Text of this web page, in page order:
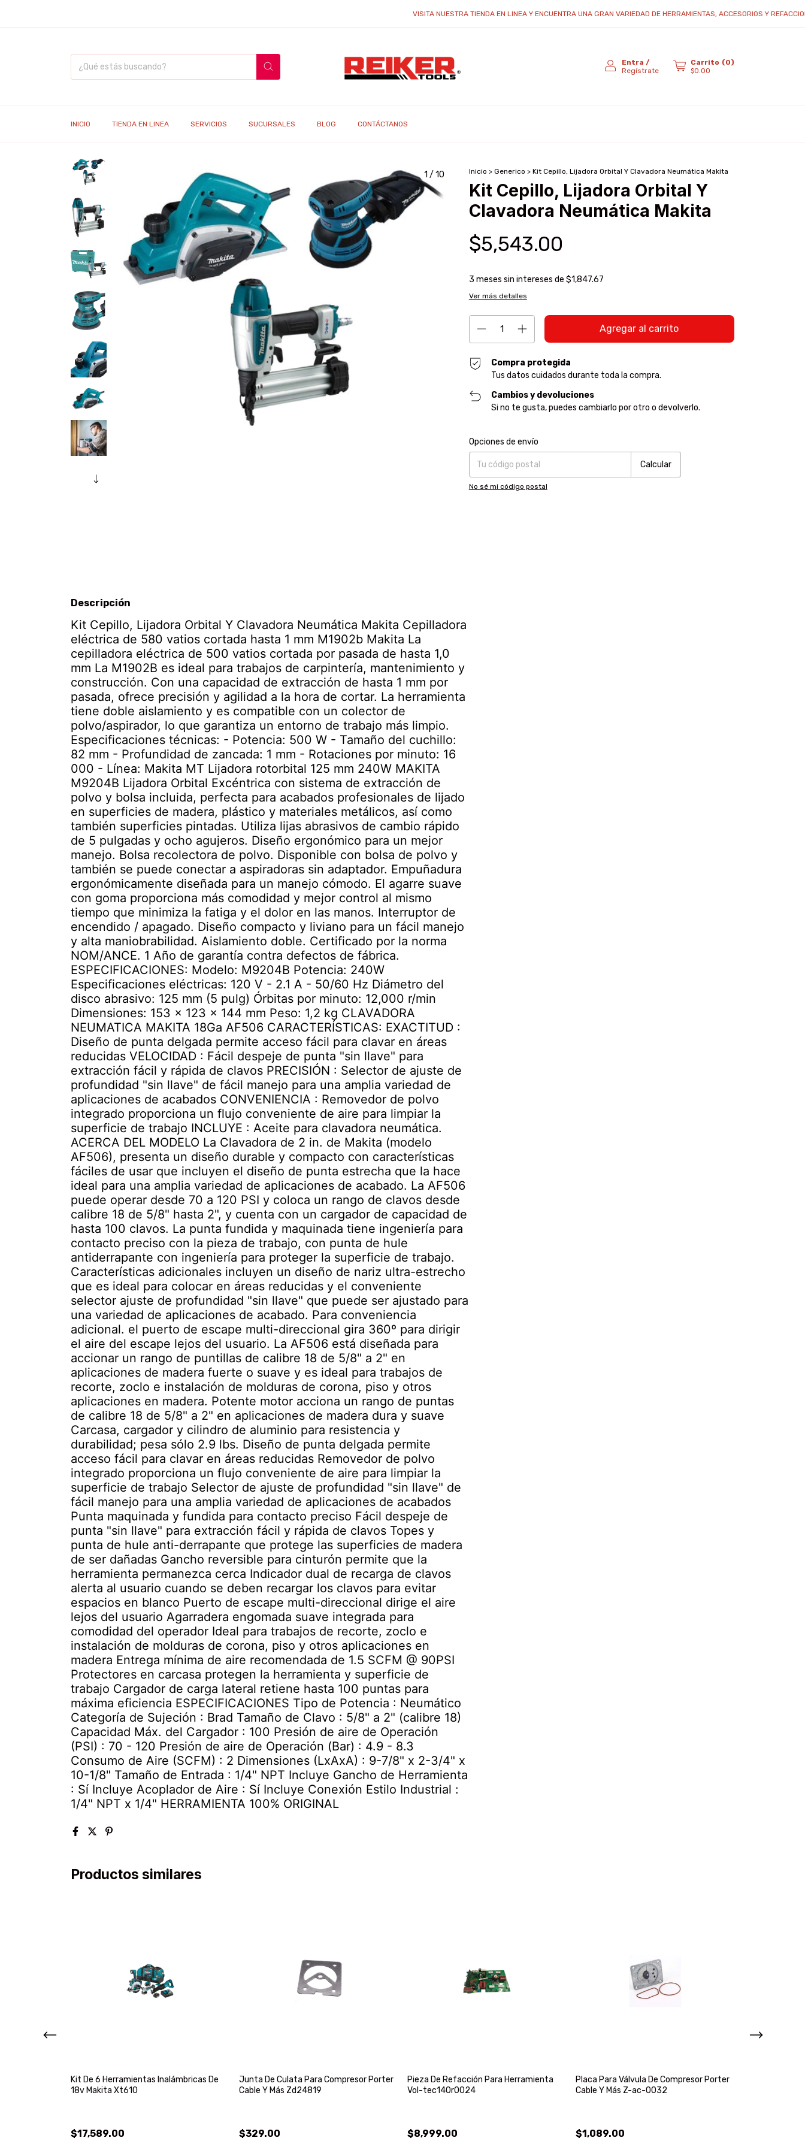
VISITA NUESTRA TIENDA EN LINEA Y ENCUENTRA UNA GRAN VARIEDAD DE HERRAMIENTAS, ACCESORIOS Y REFACCIONES...
Entra /
Regístrate
Carrito (0)
$0.00
INICIO TIENDA EN LINEA SERVICIOS SUCURSALES BLOG CONTÁCTANOS
1 / 10 Inicio > Generico > Kit Cepillo, Lijadora Orbital Y Clavadora Neumática Makita
Kit Cepillo, Lijadora Orbital Y
Clavadora Neumática Makita
$5,543.00
3 meses sin intereses de $1,847.67
Ver más detalles
Compra protegida
Tus datos cuidados durante toda la compra.
Cambios y devoluciones
Si no te gusta, puedes cambiarlo por otro o devolverlo.
Entregas para el CP:
Opciones de envío
Calcular
No sé mi código postal
Descripción
Kit Cepillo, Lijadora Orbital Y Clavadora Neumática Makita Cepilladora
eléctrica de 580 vatios cortada hasta 1 mm M1902b Makita La
cepilladora eléctrica de 500 vatios cortada por pasada de hasta 1,0
mm La M1902B es ideal para trabajos de carpintería, mantenimiento y
construcción. Con una capacidad de extracción de hasta 1 mm por
pasada, ofrece precisión y agilidad a la hora de cortar. La herramienta
tiene doble aislamiento y es compatible con un colector de
polvo/aspirador, lo que garantiza un entorno de trabajo más limpio.
Especificaciones técnicas: - Potencia: 500 W - Tamaño del cuchillo:
82 mm - Profundidad de zancada: 1 mm - Rotaciones por minuto: 16
000 - Línea: Makita MT Lijadora rotorbital 125 mm 240W MAKITA
M9204B Lijadora Orbital Excéntrica con sistema de extracción de
polvo y bolsa incluida, perfecta para acabados profesionales de lijado
en superficies de madera, plástico y materiales metálicos, así como
también superficies pintadas. Utiliza lijas abrasivos de cambio rápido
de 5 pulgadas y ocho agujeros. Diseño ergonómico para un mejor
manejo. Bolsa recolectora de polvo. Disponible con bolsa de polvo y
también se puede conectar a aspiradoras sin adaptador. Empuñadura
ergonómicamente diseñada para un manejo cómodo. El agarre suave
con goma proporciona más comodidad y mejor control al mismo
tiempo que minimiza la fatiga y el dolor en las manos. Interruptor de
encendido / apagado. Diseño compacto y liviano para un fácil manejo
y alta maniobrabilidad. Aislamiento doble. Certificado por la norma
NOM/ANCE. 1 Año de garantía contra defectos de fábrica.
ESPECIFICACIONES: Modelo: M9204B Potencia: 240W
Especificaciones eléctricas: 120 V - 2.1 A - 50/60 Hz Diámetro del
disco abrasivo: 125 mm (5 pulg) Órbitas por minuto: 12,000 r/min
Dimensiones: 153 x 123 x 144 mm Peso: 1,2 kg CLAVADORA
NEUMATICA MAKITA 18Ga AF506 CARACTERÍSTICAS: EXACTITUD :
Diseño de punta delgada permite acceso fácil para clavar en áreas
reducidas VELOCIDAD : Fácil despeje de punta "sin llave" para
extracción fácil y rápida de clavos PRECISIÓN : Selector de ajuste de
profundidad "sin llave" de fácil manejo para una amplia variedad de
aplicaciones de acabados CONVENIENCIA : Removedor de polvo
integrado proporciona un flujo conveniente de aire para limpiar la
superficie de trabajo INCLUYE : Aceite para clavadora neumática.
ACERCA DEL MODELO La Clavadora de 2 in. de Makita (modelo
AF506), presenta un diseño durable y compacto con características
fáciles de usar que incluyen el diseño de punta estrecha que la hace
ideal para una amplia variedad de aplicaciones de acabado. La AF506
puede operar desde 70 a 120 PSI y coloca un rango de clavos desde
calibre 18 de 5/8" hasta 2", y cuenta con un cargador de capacidad de
hasta 100 clavos. La punta fundida y maquinada tiene ingeniería para
contacto preciso con la pieza de trabajo, con punta de hule
antiderrapante con ingeniería para proteger la superficie de trabajo.
Características adicionales incluyen un diseño de nariz ultra-estrecho
que es ideal para colocar en áreas reducidas y el conveniente
selector ajuste de profundidad "sin llave" que puede ser ajustado para
una variedad de aplicaciones de acabado. Para conveniencia
adicional. el puerto de escape multi-direccional gira 360º para dirigir
el aire del escape lejos del usuario. La AF506 está diseñada para
accionar un rango de puntillas de calibre 18 de 5/8" a 2" en
aplicaciones de madera fuerte o suave y es ideal para trabajos de
recorte, zoclo e instalación de molduras de corona, piso y otros
aplicaciones en madera. Potente motor acciona un rango de puntas
de calibre 18 de 5/8" a 2" en aplicaciones de madera dura y suave
Carcasa, cargador y cilindro de aluminio para resistencia y
durabilidad; pesa sólo 2.9 lbs. Diseño de punta delgada permite
acceso fácil para clavar en áreas reducidas Removedor de polvo
integrado proporciona un flujo conveniente de aire para limpiar la
superficie de trabajo Selector de ajuste de profundidad "sin llave" de
fácil manejo para una amplia variedad de aplicaciones de acabados
Punta maquinada y fundida para contacto preciso Fácil despeje de
punta "sin llave" para extracción fácil y rápida de clavos Topes y
punta de hule anti-derrapante que protege las superficies de madera
de ser dañadas Gancho reversible para cinturón permite que la
herramienta permanezca cerca Indicador dual de recarga de clavos
alerta al usuario cuando se deben recargar los clavos para evitar
espacios en blanco Puerto de escape multi-direccional dirige el aire
lejos del usuario Agarradera engomada suave integrada para
comodidad del operador Ideal para trabajos de recorte, zoclo e
instalación de molduras de corona, piso y otros aplicaciones en
madera Entrega mínima de aire recomendada de 1.5 SCFM @ 90PSI
Protectores en carcasa protegen la herramienta y superficie de
trabajo Cargador de carga lateral retiene hasta 100 puntas para
máxima eficiencia ESPECIFICACIONES Tipo de Potencia : Neumático
Categoría de Sujeción : Brad Tamaño de Clavo : 5/8" a 2" (calibre 18)
Capacidad Máx. del Cargador : 100 Presión de aire de Operación
(PSI) : 70 - 120 Presión de aire de Operación (Bar) : 4.9 - 8.3
Consumo de Aire (SCFM) : 2 Dimensiones (LxAxA) : 9-7/8" x 2-3/4" x
10-1/8" Tamaño de Entrada : 1/4" NPT Incluye Gancho de Herramienta
: Sí Incluye Acoplador de Aire : Sí Incluye Conexión Estilo Industrial :
1/4" NPT x 1/4" HERRAMIENTA 100% ORIGINAL
Productos similares
Kit De 6 Herramientas Inalámbricas De
18v Makita Xt610
$17,589.00
Junta De Culata Para Compresor Porter
Cable Y Más Zd24819
$329.00
Pieza De Refacción Para Herramienta
Vol-tec140r0024
$8,999.00
Placa Para Válvula De Compresor Porter
Cable Y Más Z-ac-0032
$1,089.00